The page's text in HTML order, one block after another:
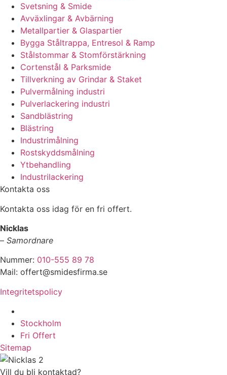
Svetsning & Smide
Avväxlingar & Avbärning
Metallpartier & Glaspartier
Bygga Ståltrappa, Entresol & Ramp
Stålstommar & Stomförstärkning
Cortenstål & Parksmide
Tillverkning av Grindar & Staket
Pulvermålning industri
Pulverlackering industri
Sandblästring
Blästring
Industrimålning
Rostskyddsmålning
Ytbehandling
Industrilackering
Kontakta oss
Kontakta oss idag för en fri offert.
Nicklas
– Samordnare
Nummer: 010-555 89 78
Mail: offert@smidesfirma.se
Integritetspolicy
Stockholm
Fri Offert
Sitemap
Vill du bli kontaktad?